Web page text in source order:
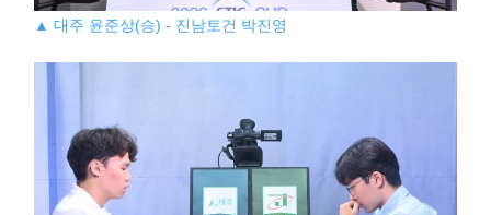
▲ 대주 윤준상(승) - 진남토건 박진영